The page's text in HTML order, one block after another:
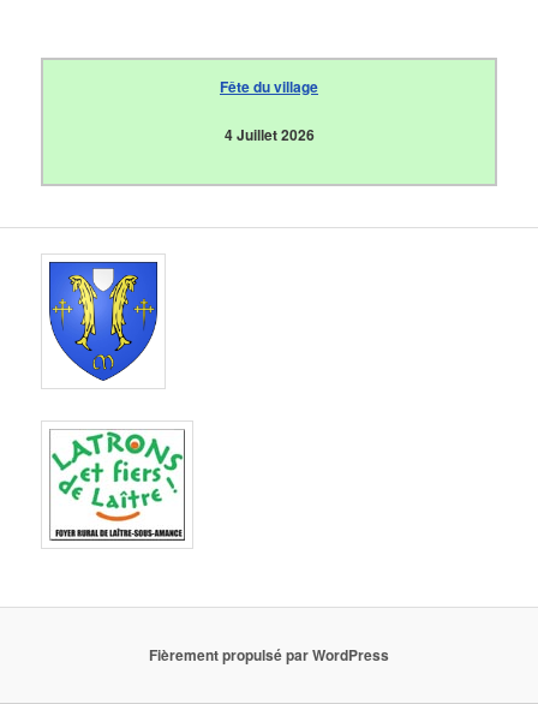
Fête du village
4 Juillet 2026
Fièrement propulsé par WordPress